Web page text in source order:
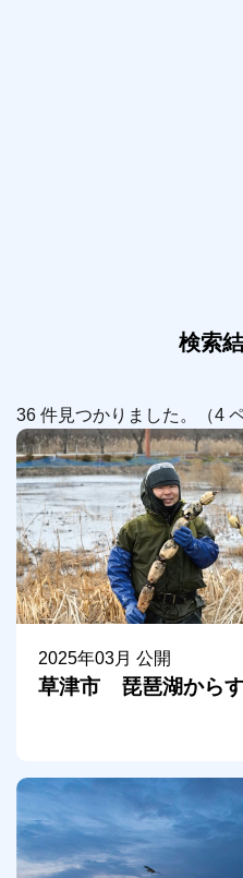
検索
36 件見つかりました。（4
2025年03月 公開
草津市 琵琶湖から